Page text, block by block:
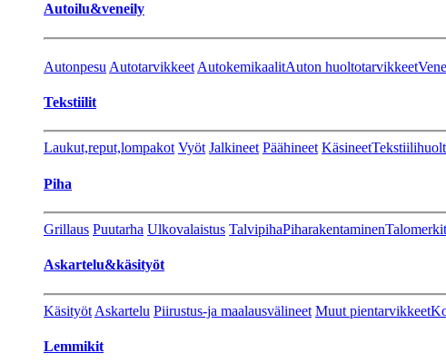
Autoilu&veneily
Autonpesu Autotarvikkeet AutokemikaalitAuton huoltotarvikkeet
Tekstiilit
Laukut,reput,lompakot Vyöt Jalkineet Päähineet Käsineet
Piha
Grillaus Puutarha Ulkovalaistus TalvipihaPiharakentaminen
Askartelu&käsityöt
Käsityöt Askartelu Piirustus-ja maalausvälineet Muut pientarvikkeet
Lemmikit